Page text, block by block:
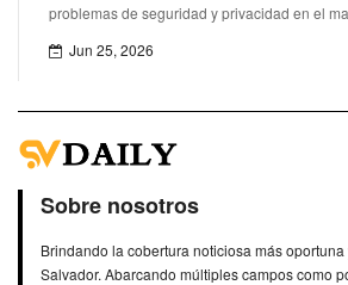
problemas de seguridad y privacidad en el
Jun 25, 2026
Sobre nosotros
Brindando la cobertura noticiosa más
Salvador. Abarcando múltiples campos como